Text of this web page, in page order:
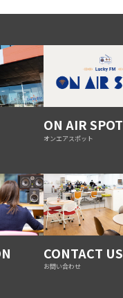
ON AIR SPOT
オンエアスポット
CONTACT US
お問い合わせ